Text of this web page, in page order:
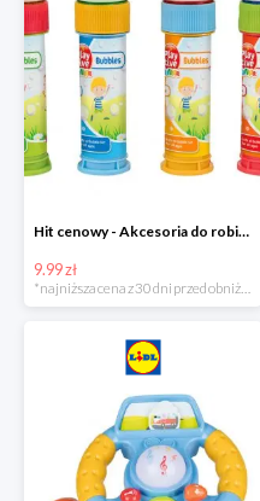
Hit cenowy - Akcesoria do robienia baniek
9.99 zł